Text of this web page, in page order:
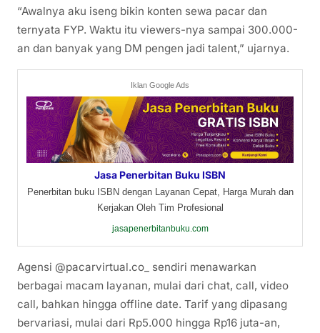
“Awalnya aku iseng bikin konten sewa pacar dan
ternyata FYP. Waktu itu viewers-nya sampai 300.000-
an dan banyak yang DM pengen jadi talent,” ujarnya.
Iklan Google Ads
Jasa Penerbitan Buku ISBN
Penerbitan buku ISBN dengan Layanan Cepat, Harga Murah dan
Kerjakan Oleh Tim Profesional
jasapenerbitanbuku.com
Agensi @pacarvirtual.co_ sendiri menawarkan
berbagai macam layanan, mulai dari chat, call, video
call, bahkan hingga offline date. Tarif yang dipasang
bervariasi, mulai dari Rp5.000 hingga Rp16 juta-an,